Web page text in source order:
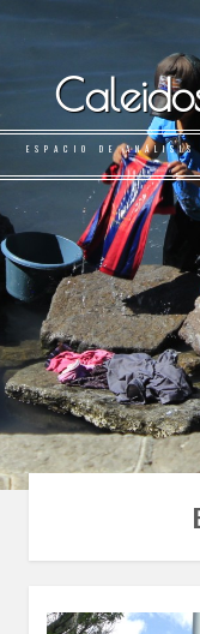
ESPACIO DE